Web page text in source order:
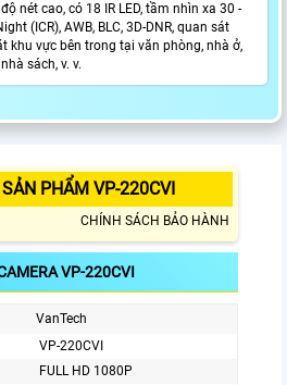
nét cao, có 18 IR LED, tầm nhìn xa 30 -
(ICR), AWB, BLC, 3D-DNR, quan sát
khu vực bên trong tại văn phòng, nhà ở,
sách, v. v.
PHẨM VP-220CVI
CHÍNH SÁCH BẢO HÀNH
VP-220CVI
VanTech
VP-220CVI
FULL HD 1080P